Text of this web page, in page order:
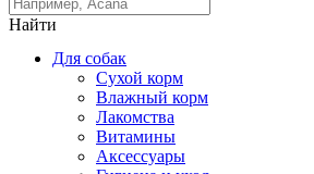
Найти
Для собак
Сухой корм
Влажный корм
Лакомства
Витамины
Аксессуары